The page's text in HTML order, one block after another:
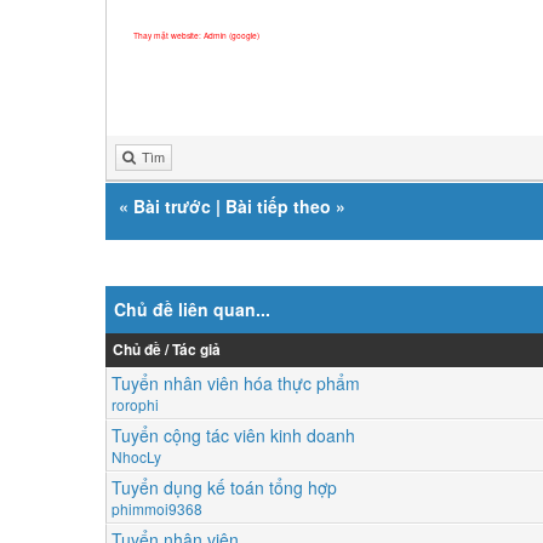
Thay mặt website: Admin (google)
Tìm
« Bài trước | Bài tiếp theo »
Chủ đề liên quan...
Chủ đề / Tác giả
Tuyển nhân viên hóa thực phẩm
rorophi
Tuyển cộng tác viên kinh doanh
NhocLy
Tuyển dụng kế toán tổng hợp
phimmoi9368